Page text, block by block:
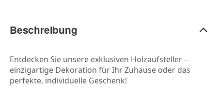
Beschreibung
Entdecken Sie unsere exklusiven Holzaufsteller –
einzigartige Dekoration für Ihr Zuhause oder das
perfekte, individuelle Geschenk!